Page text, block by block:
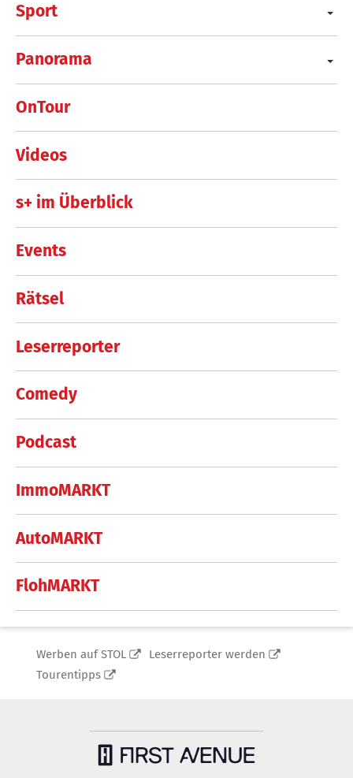
Sport
Panorama
OnTour
Videos
s+ im Überblick
Events
Rätsel
Leserreporter
Comedy
Podcast
ImmoMARKT
AutoMARKT
FlohMARKT
Werben auf STOL
Leserreporter werden
Tourentipps